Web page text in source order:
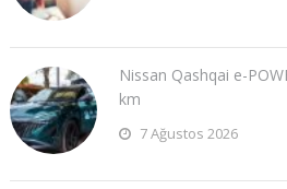
Nissan Qashqai e-
km
7 Ağustos 2026